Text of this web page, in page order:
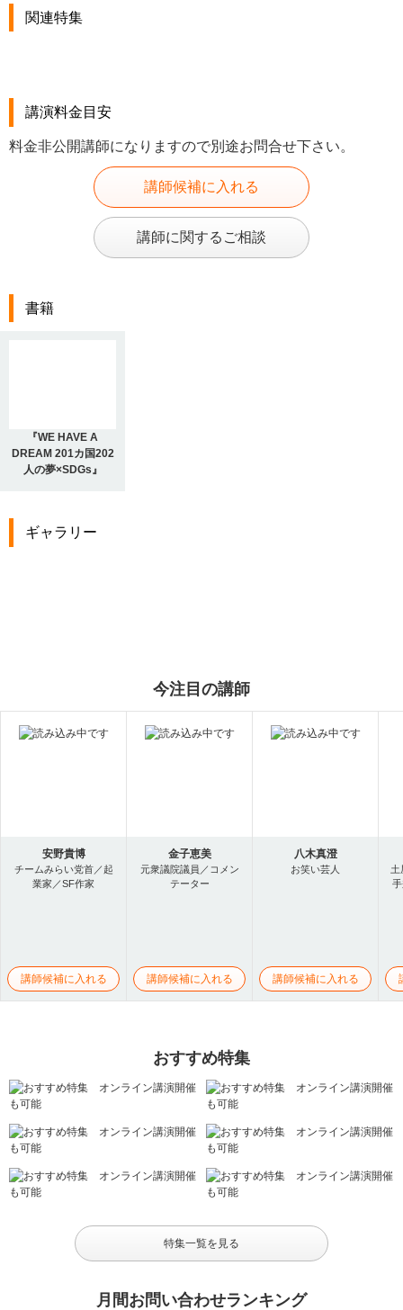
関連特集
講演料金目安
料金非公開講師になりますので別途お問合せ下さい。
講師候補に入れる
講師に関するご相談
書籍
『WE HAVE A
DREAM 201カ国202
人の夢×SDGs』
ギャラリー
今注目の講師
安野貴博
チームみらい党首／起
業家／SF作家
講師候補に入れる
金子恵美
元衆議院議員／コメン
テーター
講師候補に入れる
八木真澄
お笑い芸人
講師候補に入れる
土
おすすめ特集
特集一覧を見る
月間お問い合わせランキング